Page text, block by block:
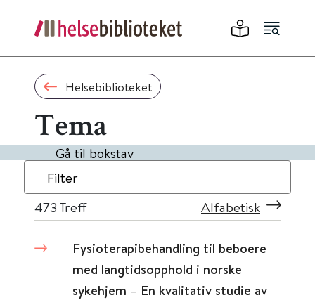
Helsebiblioteket
Tema
Gå til bokstav
Filter
473 Treff Alfabetisk
Fysioterapibehandling til beboere
med langtidsopphold i norske
sykehjem – En kvalitativ studie av